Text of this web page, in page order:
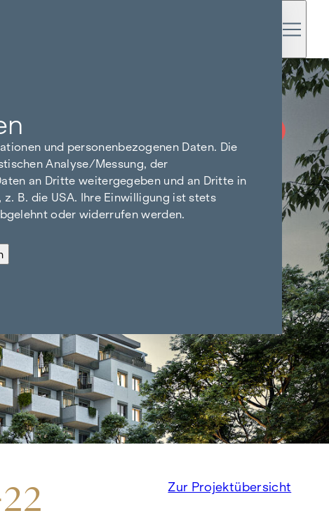
BIS BAUBEGINN
Zur Projektübersicht
und personenbezogenen Daten. Die
Analyse/Messung, der
an Dritte weitergegeben und an Dritte in
B. die USA. Ihre Einwilligung ist stets
oder widerrufen werden.